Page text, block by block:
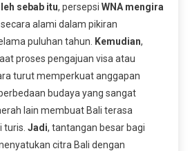
sebab itu, persepsi WNA mengira
alami dalam pikiran
puluhan tahun.
Kemudian,
proses pengajuan visa atau
turut memperkuat anggapan
budaya yang sangat
lain membuat Bali terasa
Jadi, tantangan besar bagi
citra Bali dengan